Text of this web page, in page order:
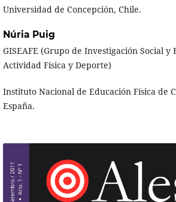
Universidad de Concepción, Chile.
Núria Puig
GISEAFE (Grupo de Investigación Social y
Actividad Física y Deporte)
Instituto Nacional de Educación Física de
España.